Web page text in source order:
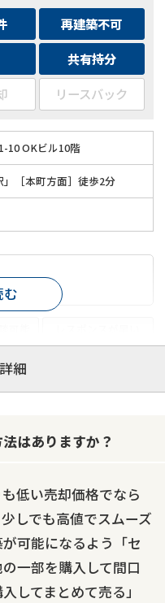
再建築不可
共有持分
リースバック
10 OKビル10階
［本町方面］徒歩2分
細
はありますか？
低い売却価格でなら
しでも高値でスムーズ
可能になるよう「セ
一部を購入して間口
してまとめて売る」